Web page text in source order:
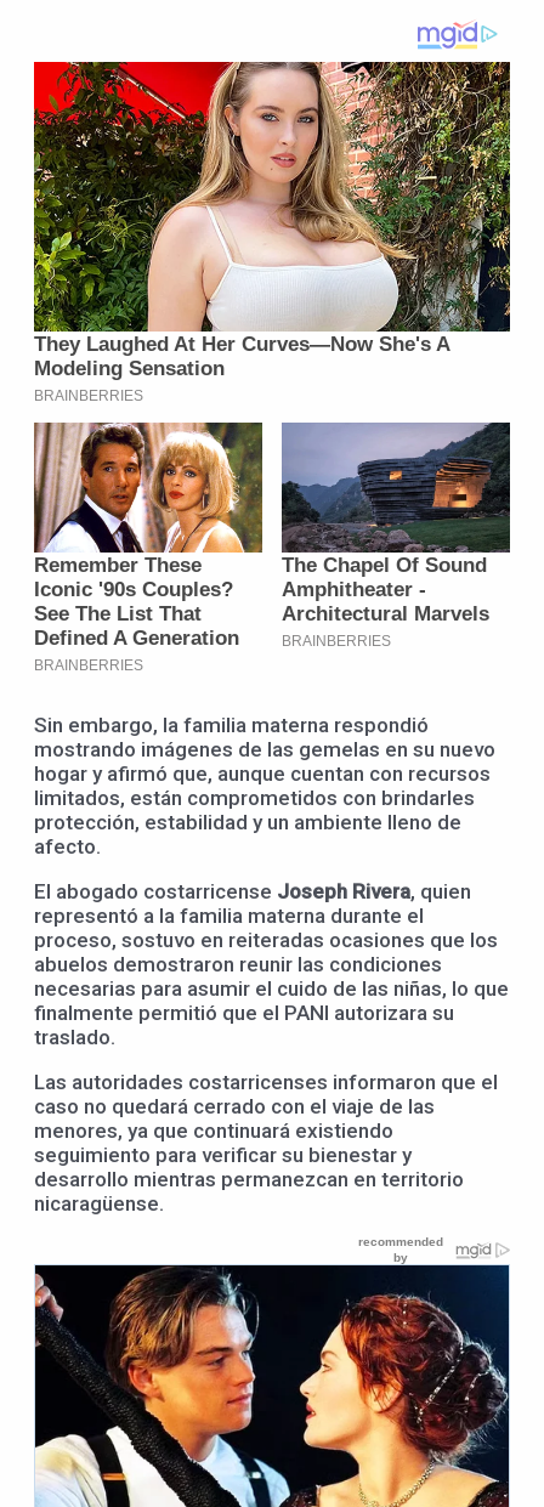
Sin embargo, la familia materna respondió
mostrando imágenes de las gemelas en su nuevo
hogar y afirmó que, aunque cuentan con recursos
limitados, están comprometidos con brindarles
protección, estabilidad y un ambiente lleno de
afecto.
El abogado costarricense Joseph Rivera, quien
representó a la familia materna durante el
proceso, sostuvo en reiteradas ocasiones que los
abuelos demostraron reunir las condiciones
necesarias para asumir el cuido de las niñas, lo que
finalmente permitió que el PANI autorizara su
traslado.
Las autoridades costarricenses informaron que el
caso no quedará cerrado con el viaje de las
menores, ya que continuará existiendo
seguimiento para verificar su bienestar y
desarrollo mientras permanezcan en territorio
nicaragüense.